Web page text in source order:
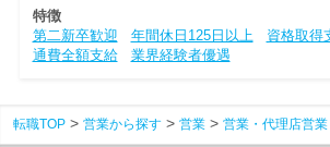
特徴
第二新卒歓迎
年間休日125日以上 資格取得
通費全額支給
業界経験者優遇
転職TOP 営業から探す 営業 営業・代理店営